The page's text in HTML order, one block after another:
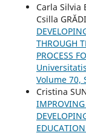
Carla Silvia
Csilla
THROUGH
PROCESS
Volume 70,
Cristina
IMPROVING